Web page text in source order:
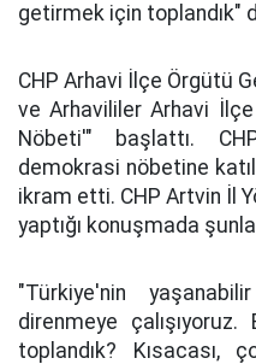
getirmek için toplandık"
CHP Arhavi İlçe Örgütü
ve Arhavililer Arhavi
Nöbeti'" başlattı.
demokrasi nöbetine
ikram etti. CHP Artvin İl
yaptığı konuşmada
"Türkiye'nin
direnmeye
toplandık? Kısacası,